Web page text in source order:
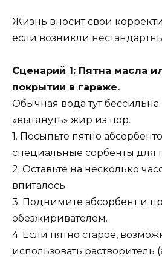
Жизнь вносит свои
если возникли
Сценарий 1: Пятна масла
покрытии в гараже.
Обычная вода тут
«вытянуть» жир из пор.
1. Посыпьте пятно
специальные сорбенты для
2. Оставьте на несколько
впиталось.
3. Поднимите абсорбент и
обезжиривателем.
4. Если пятно старое,
использовать растворитель